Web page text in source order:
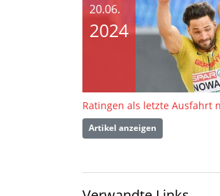
20.06.
2024
Ratingen als letzte Ausfahrt
Artikel anzeigen